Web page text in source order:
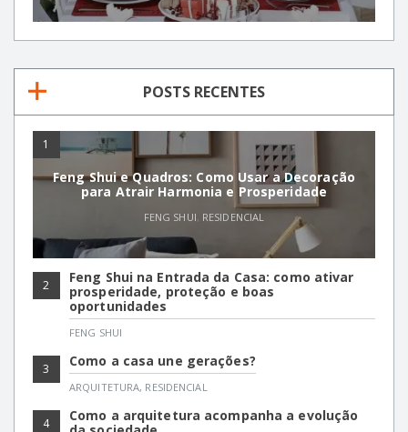
POSTS RECENTES
1
Feng Shui e Quadros: Como Usar a Decoração
para Atrair Harmonia e Prosperidade
FENG SHUI, RESIDENCIAL
2
Feng Shui na Entrada da Casa: como ativar
prosperidade, proteção e boas
oportunidades
FENG SHUI
3 Como a casa une gerações?
ARQUITETURA, RESIDENCIAL
4
Como a arquitetura acompanha a evolução